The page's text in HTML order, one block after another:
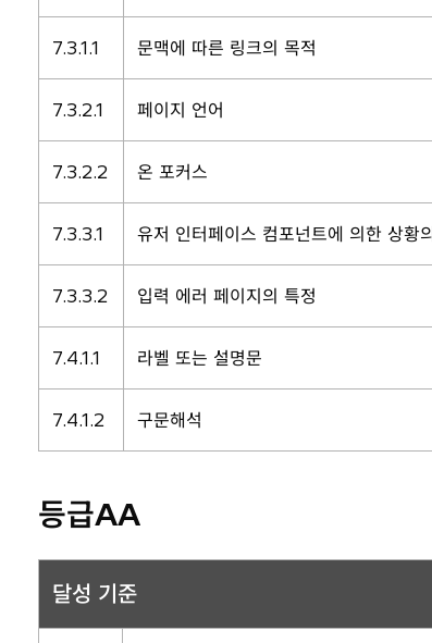
7.3.1.1 문맥에 따른 링크의 목적
7.3.2.1 페이지 언어
7.3.2.2 온 포커스
7.3.3.1 유저 인터페이스 컴포넌트에 의한 상황
7.3.3.2 입력 에러 페이지의 특정
7.4.1.1 라벨 또는 설명문
7.4.1.2 구문해석
등급AA
달성 기준